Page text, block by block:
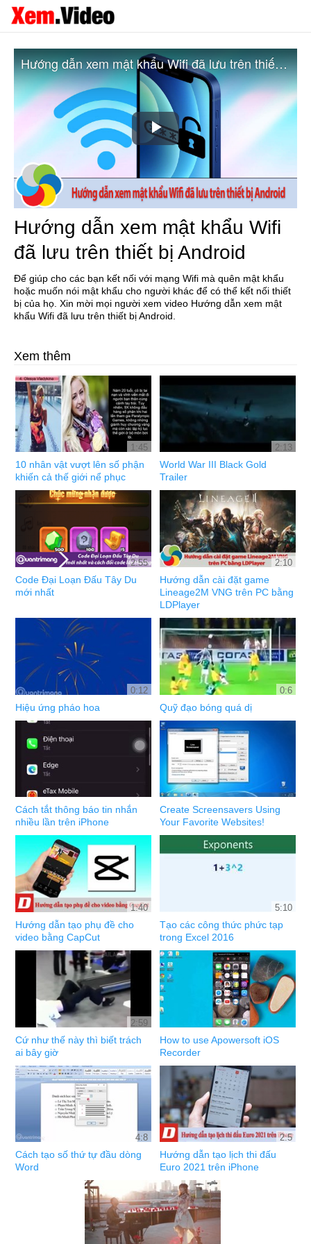
Play
Video
Hướng dẫn xem mật khẩu Wifi đã lưu trên thiết bị Android
Hướng dẫn xem mật khẩu Wifi
đã lưu trên thiết bị Android
Để giúp cho các bạn kết nối với mạng Wifi mà quên mật khẩu
hoặc muốn nói mật khẩu cho người khác để có thể kết nối thiết
bị của họ. Xin mời mọi người xem video Hướng dẫn xem mật
khẩu Wifi đã lưu trên thiết bị Android.
Xem thêm
1:45
10 nhân vật vượt lên số phận
khiến cả thế giới nể phục
2:13
World War III Black Gold
Trailer
2:55
Code Đại Loạn Đấu Tây Du
mới nhất
2:10
Hướng dẫn cài đặt game
Lineage2M VNG trên PC bằng
LDPlayer
0:12
Hiệu ứng pháo hoa
0:6
Quỹ đạo bóng quá dị
Cách tắt thông báo tin nhắn
nhiều lần trên iPhone
Create Screensavers Using
Your Favorite Websites!
1:40
Hướng dẫn tạo phụ đề cho
video bằng CapCut
5:10
Tạo các công thức phức tạp
trong Excel 2016
2:59
Cứ như thế này thì biết trách
ai bây giờ
How to use Apowersoft iOS
Recorder
4:8
Cách tạo số thứ tự đầu dòng
Word
2:5
Hướng dẫn tạo lịch thi đấu
Euro 2021 trên iPhone